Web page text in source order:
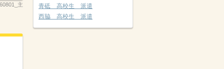
主
青砥 高校生 派遣
西脇 高校生 派遣